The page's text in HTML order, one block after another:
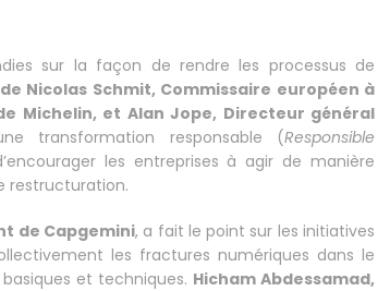
sur la façon de rendre les processus de
de Nicolas Schmit, Commissaire européen à
Michelin, et Alan Jope, Directeur général
transformation responsable (Responsible
les entreprises à agir de manière
restructuration.
de Capgemini, a fait le point sur les initiatives
les fractures numériques dans le
et techniques. Hicham Abdessamad,